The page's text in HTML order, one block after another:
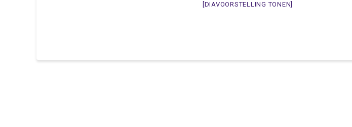
[DIAVOORSTELLING TONEN]